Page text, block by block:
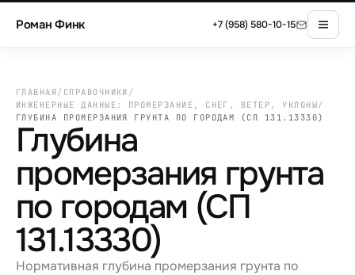
Роман Финк +7 (958) 580-10-15
ГЛАВНАЯ/ СПРАВОЧНИКИ /
ИНЖЕНЕРНЫЕ ДАННЫЕ: ПРОМЕРЗАНИЕ, СНЕГ, ВЕТЕР, УКЛОНЫ/
ГЛУБИНА ПРОМЕРЗАНИЯ ГРУНТА ПО ГОРОДАМ (СП 131.13330)
Глубина
промерзания грунта
по городам (СП
131.13330)
Нормативная глубина промерзания грунта по